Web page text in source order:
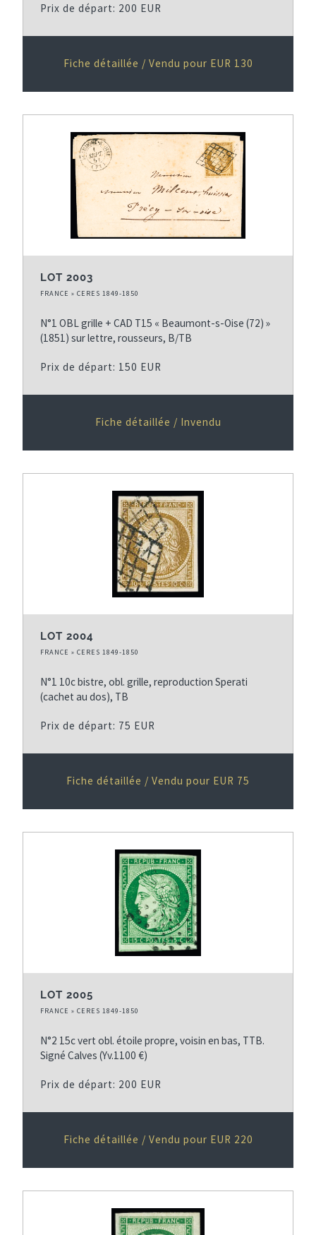
Prix de départ: 200 EUR
Fiche détaillée / Vendu pour EUR 130
LOT 2003
FRANCE » CERES 1849-1850
N°1 OBL grille + CAD T15 « Beaumont-s-Oise (72) »
(1851) sur lettre, rousseurs, B/TB
Prix de départ: 150 EUR
Fiche détaillée / Invendu
LOT 2004
FRANCE » CERES 1849-1850
N°1 10c bistre, obl. grille, reproduction Sperati
(cachet au dos), TB
Prix de départ: 75 EUR
Fiche détaillée / Vendu pour EUR 75
LOT 2005
FRANCE » CERES 1849-1850
N°2 15c vert obl. étoile propre, voisin en bas, TTB.
Signé Calves (Yv.1100 €)
Prix de départ: 200 EUR
Fiche détaillée / Vendu pour EUR 220